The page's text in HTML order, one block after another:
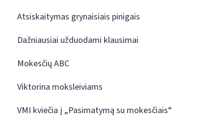
Atsiskaitymas grynaisiais pinigais
Dažniausiai užduodami klausimai
Mokesčių ABC
Viktorina moksleiviams
VMI kviečia į „Pasimatymą su mokesčiais“